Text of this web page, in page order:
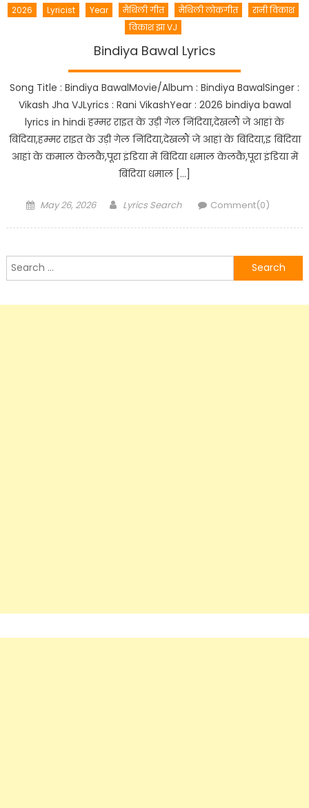
2026 Lyricist Year मैथिली गीत मैथिली लोकगीत
रानी विकाश
विकाश झा VJ
Bindiya Bawal Lyrics
Song Title : Bindiya BawalMovie/Album : Bindiya BawalSinger :
Vikash Jha VJLyrics : Rani VikashYear : 2026 bindiya bawal
lyrics in hindi हम्मर राइत के उड़ी गेल निंदिया,देखलौं जे आहां के
बिंदिया,हम्मर राइत के उड़ी गेल निंदिया,देखलौं जे आहां के बिंदिया,इ बिंदिया
आहां के कमाल केलकै,पूरा इंडिया में बिंदिया धमाल केलकै,पूरा इंडिया में
बिंदिया धमाल […]
Posted
May 26, 2026 Author
Lyrics Search Comment(0)
Search
for: